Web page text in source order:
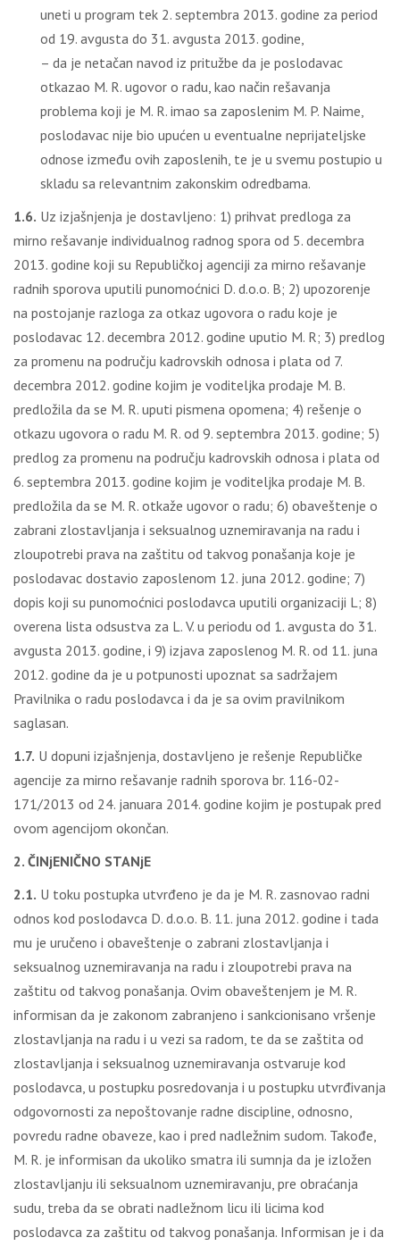
uneti u program tek 2. septembra 2013. godine za period
od 19. avgusta do 31. avgusta 2013. godine,
– da je netačan navod iz pritužbe da je poslodavac
otkazao M. R. ugovor o radu, kao način rešavanja
problema koji je M. R. imao sa zaposlenim M. P. Naime,
poslodavac nije bio upućen u eventualne neprijateljske
odnose između ovih zaposlenih, te je u svemu postupio u
skladu sa relevantnim zakonskim odredbama.
1.6. Uz izjašnjenja je dostavljeno: 1) prihvat predloga za
mirno rešavanje individualnog radnog spora od 5. decembra
2013. godine koji su Republičkoj agenciji za mirno rešavanje
radnih sporova uputili punomoćnici D. d.o.o. B; 2) upozorenje
na postojanje razloga za otkaz ugovora o radu koje je
poslodavac 12. decembra 2012. godine uputio M. R; 3) predlog
za promenu na području kadrovskih odnosa i plata od 7.
decembra 2012. godine kojim je voditeljka prodaje M. B.
predložila da se M. R. uputi pismena opomena; 4) rešenje o
otkazu ugovora o radu M. R. od 9. septembra 2013. godine; 5)
predlog za promenu na području kadrovskih odnosa i plata od
6. septembra 2013. godine kojim je voditeljka prodaje M. B.
predložila da se M. R. otkaže ugovor o radu; 6) obaveštenje o
zabrani zlostavljanja i seksualnog uznemiravanja na radu i
zloupotrebi prava na zaštitu od takvog ponašanja koje je
poslodavac dostavio zaposlenom 12. juna 2012. godine; 7)
dopis koji su punomoćnici poslodavca uputili organizaciji L; 8)
overena lista odsustva za L. V. u periodu od 1. avgusta do 31.
avgusta 2013. godine, i 9) izjava zaposlenog M. R. od 11. juna
2012. godine da je u potpunosti upoznat sa sadržajem
Pravilnika o radu poslodavca i da je sa ovim pravilnikom
saglasan.
1.7. U dopuni izjašnjenja, dostavljeno je rešenje Republičke
agencije za mirno rešavanje radnih sporova br. 116-02-
171/2013 od 24. januara 2014. godine kojim je postupak pred
ovom agencijom okončan.
2. ČINjENIČNO STANjE
2.1. U toku postupka utvrđeno je da je M. R. zasnovao radni
odnos kod poslodavca D. d.o.o. B. 11. juna 2012. godine i tada
mu je uručeno i obaveštenje o zabrani zlostavljanja i
seksualnog uznemiravanja na radu i zloupotrebi prava na
zaštitu od takvog ponašanja. Ovim obaveštenjem je M. R.
informisan da je zakonom zabranjeno i sankcionisano vršenje
zlostavljanja na radu i u vezi sa radom, te da se zaštita od
zlostavljanja i seksualnog uznemiravanja ostvaruje kod
poslodavca, u postupku posredovanja i u postupku utvrđivanja
odgovornosti za nepoštovanje radne discipline, odnosno,
povredu radne obaveze, kao i pred nadležnim sudom. Takođe,
M. R. je informisan da ukoliko smatra ili sumnja da je izložen
zlostavljanju ili seksualnom uznemiravanju, pre obraćanja
sudu, treba da se obrati nadležnom licu ili licima kod
poslodavca za zaštitu od takvog ponašanja. Informisan je i da